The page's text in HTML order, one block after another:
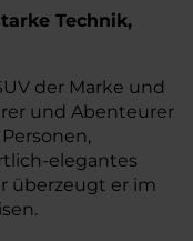
Technik,
der Marke und
und Abenteurer
elegantes
überzeugt er im